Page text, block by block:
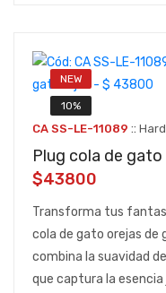
NEW
10%
CA SS-LE-11089 ::
Plug cola de
$43800
Transforma tus
cola de gato orejas de
combina la suavidad
que captura la